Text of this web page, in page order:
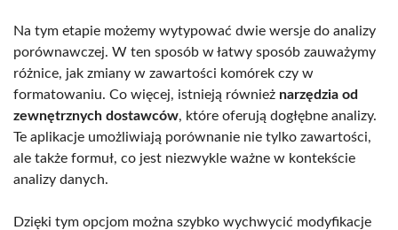
Na tym etapie możemy wytypować dwie wersje do analizy
porównawczej. W ten sposób w łatwy sposób zauważymy
różnice, jak zmiany w zawartości komórek czy w
formatowaniu. Co więcej, istnieją również narzędzia od
zewnętrznych dostawców, które oferują dogłębne analizy.
Te aplikacje umożliwiają porównanie nie tylko zawartości,
ale także formuł, co jest niezwykle ważne w kontekście
analizy danych.
Dzięki tym opcjom można szybko wychwycić modyfikacje